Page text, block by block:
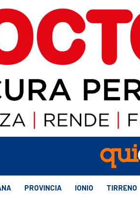
PROVINCIA IONIO TIRRENO